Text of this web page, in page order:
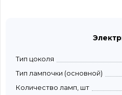
Тип цоколя
Тип лампочки (основной)
Количество ламп, шт